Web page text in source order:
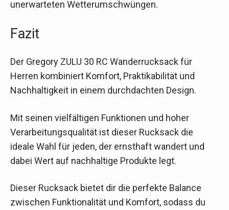
unerwarteten Wetterumschwüngen.
Fazit
Der Gregory ZULU 30 RC Wanderrucksack für
Herren kombiniert Komfort, Praktikabilität und
Nachhaltigkeit in einem durchdachten Design.
Mit seinen vielfältigen Funktionen und hoher
Verarbeitungsqualität ist dieser Rucksack die
ideale Wahl für jeden, der ernsthaft wandert und
dabei Wert auf nachhaltige Produkte legt.
Dieser Rucksack bietet dir die perfekte Balance
zwischen Funktionalität und Komfort, sodass du